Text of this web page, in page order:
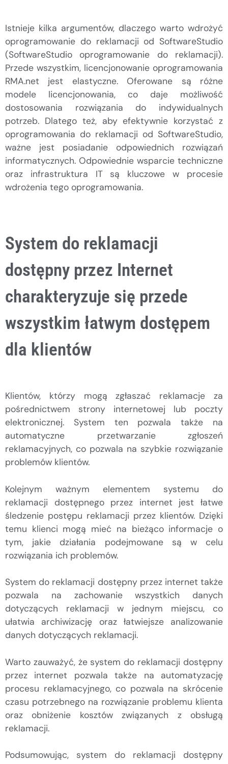
Istnieje kilka argumentów, dlaczego warto wdrożyć
oprogramowanie do reklamacji od SoftwareStudio
(SoftwareStudio oprogramowanie do reklamacji).
Przede wszystkim, licencjonowanie oprogramowania
RMA.net jest elastyczne. Oferowane są różne
modele licencjonowania, co daje możliwość
dostosowania rozwiązania do indywidualnych
potrzeb. Dlatego też, aby efektywnie korzystać z
oprogramowania do reklamacji od SoftwareStudio,
ważne jest posiadanie odpowiednich rozwiązań
informatycznych. Odpowiednie wsparcie techniczne
oraz infrastruktura IT są kluczowe w procesie
wdrożenia tego oprogramowania.
System do reklamacji
dostępny przez Internet
charakteryzuje się przede
wszystkim łatwym dostępem
dla klientów
Klientów, którzy mogą zgłaszać reklamacje za
pośrednictwem strony internetowej lub poczty
elektronicznej. System ten pozwala także na
automatyczne przetwarzanie zgłoszeń
reklamacyjnych, co pozwala na szybkie rozwiązanie
problemów klientów.
Kolejnym ważnym elementem systemu do
reklamacji dostępnego przez internet jest łatwe
śledzenie postępu reklamacji przez klientów. Dzięki
temu klienci mogą mieć na bieżąco informacje o
tym, jakie działania podejmowane są w celu
rozwiązania ich problemów.
System do reklamacji dostępny przez internet także
pozwala na zachowanie wszystkich danych
dotyczących reklamacji w jednym miejscu, co
ułatwia archiwizację oraz łatwiejsze analizowanie
danych dotyczących reklamacji.
Warto zauważyć, że system do reklamacji dostępny
przez internet pozwala także na automatyzację
procesu reklamacyjnego, co pozwala na skrócenie
czasu potrzebnego na rozwiązanie problemu klienta
oraz obniżenie kosztów związanych z obsługą
reklamacji.
Podsumowując, system do reklamacji dostępny